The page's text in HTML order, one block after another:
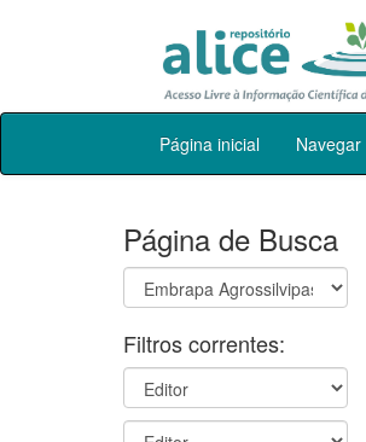
Skip
Página inicial Navegar
Página de Busca
Filtros correntes: